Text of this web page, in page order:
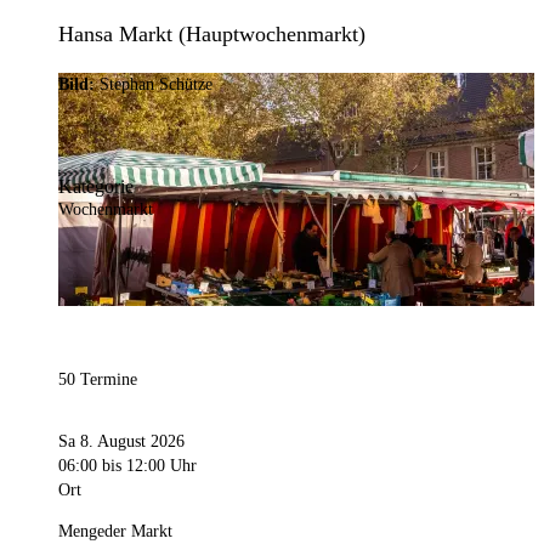
Hansa Markt (Hauptwochenmarkt)
Bild:Stephan Schütze
Kategorie
Wochenmarkt
50 Termine
Sa 8. August 2026
06:00 bis 12:00 Uhr
Ort
Mengeder Markt